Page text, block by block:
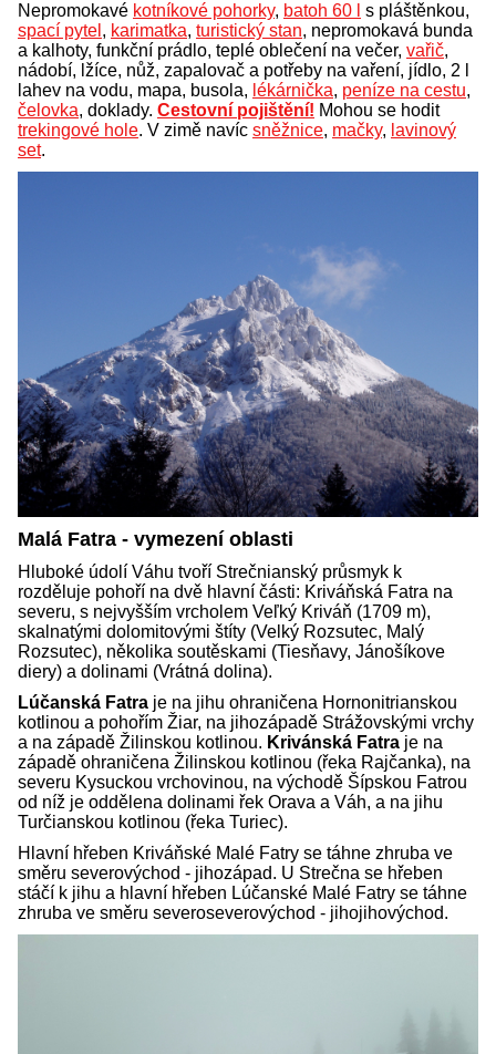
Nepromokavé kotníkové pohorky, batoh 60 l
s pláštěnkou,
spací pytel , karimatka, turistický stan, nepromokavá bunda
a kalhoty, funkční prádlo, teplé oblečení na večer, vařič,
nádobí, lžíce, nůž, zapalovač a potřeby na vaření, jídlo, 2 l
lahev na vodu, mapa, busola, lékárnička, peníze na cestu,
čelovka, doklady. Cestovní pojištění! Mohou se hodit
trekingové hole. V zimě navíc sněžnice, mačky, lavinový
set.
Malá Fatra - vymezení oblasti
Hluboké údolí Váhu tvoří Strečnianský průsmyk k
rozděluje pohoří na dvě hlavní části: Kriváňská Fatra na
severu, s nejvyšším vrcholem Veľký Kriváň (1709 m),
skalnatými dolomitovými štíty (Velký Rozsutec, Malý
Rozsutec), několika soutěskami (Tiesňavy, Jánošíkove
diery) a dolinami (Vrátná dolina).
Lúčanská Fatra je na jihu ohraničena Hornonitrianskou
kotlinou a pohořím Žiar, na jihozápadě Strážovskými vrchy
a na západě Žilinskou kotlinou. Krivánská Fatra je na
západě ohraničena Žilinskou kotlinou (řeka Rajčanka), na
severu Kysuckou vrchovinou, na východě Šípskou Fatrou
od níž je oddělena dolinami řek Orava a Váh, a na jihu
Turčianskou kotlinou (řeka Turiec).
Hlavní hřeben Kriváňské Malé Fatry se táhne zhruba ve
směru severovýchod - jihozápad. U Strečna se hřeben
stáčí k jihu a hlavní hřeben Lúčanské Malé Fatry se táhne
zhruba ve směru severoseverovýchod - jihojihovýchod.